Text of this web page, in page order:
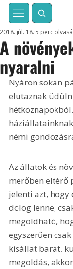
A
nyaralni
2018. júl. 18. 5 perc
Nyáron sokan
elutaznak
némi
Az állatok és
merőben eltérő
jelenti azt, hogy
dolog lenne,
megoldható,
egyszerűen
kisállat barát,
megoldás,